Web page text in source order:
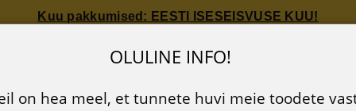
Kuu pakkumised: EESTI ISESEISVUSE KUU!
pakid CAPS:
Kuu pakkumised: EESTI ISESEISVUSE KUU!
OLULINE INFO!
on hea meel, et tunnete huvi meie toodete